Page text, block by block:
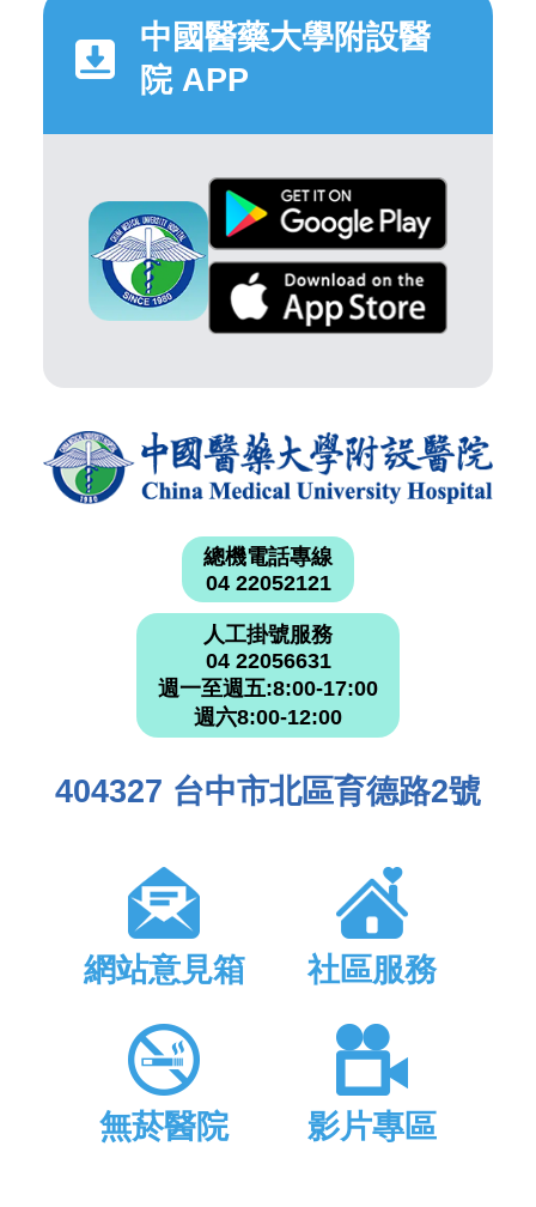
中國醫藥大學附設醫
院 APP
總機電話專線
04 22052121
人工掛號服務
04 22056631
週一至週五:8:00-17:00
週六8:00-12:00
404327 台中市北區育德路2號
網站意見箱 社區服務
無菸醫院 影片專區